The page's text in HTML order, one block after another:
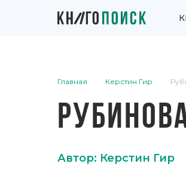
Главная Керстин Гир
Автор: Керстин Гир